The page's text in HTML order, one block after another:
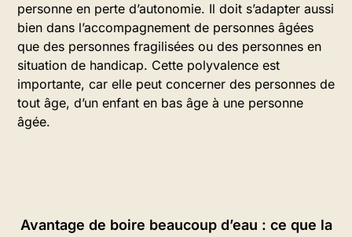
personne en perte d’autonomie. Il doit s’adapter aussi
bien dans l’accompagnement de personnes âgées
que des personnes fragilisées ou des personnes en
situation de handicap. Cette polyvalence est
importante, car elle peut concerner des personnes de
tout âge, d’un enfant en bas âge à une personne
âgée.
Avantage de boire beaucoup d’eau : ce que la